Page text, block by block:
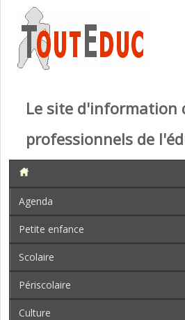
Le site d'information
professionnels de
Agenda
Petite enfance
Scolaire
Périscolaire
Culture